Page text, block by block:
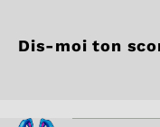
Dis-moi ton